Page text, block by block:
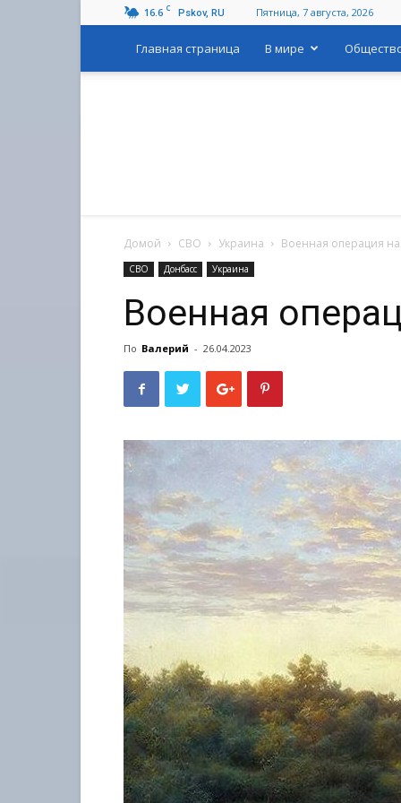
16.6 C Pskov, RU Пятница, 7 августа, 2026
Главная страница В мире
Домой СВО Украина Военная операция
СВО Донбасс Украина
Военная
По Валерий - 26.04.2023